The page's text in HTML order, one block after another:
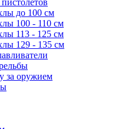
до 100 см
100 - 110 см
113 - 125 см
129 - 135 см
за оружием